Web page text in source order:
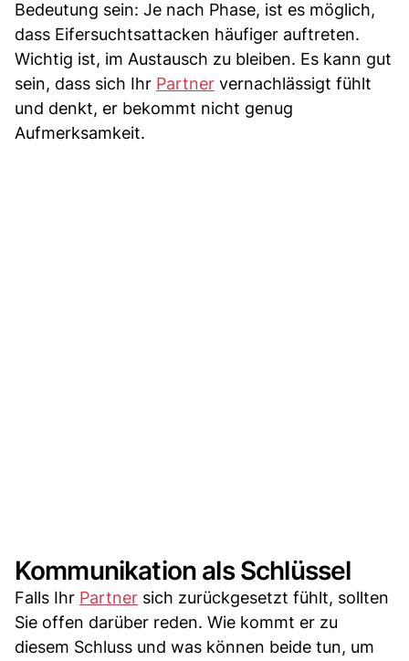
Bedeutung sein: Je nach Phase, ist es möglich,
dass Eifersuchtsattacken häufiger auftreten.
Wichtig ist, im Austausch zu bleiben. Es kann gut
sein, dass sich Ihr Partner vernachlässigt fühlt
und denkt, er bekommt nicht genug
Aufmerksamkeit.
Kommunikation als Schlüssel
Falls Ihr Partner sich zurückgesetzt fühlt, sollten
Sie offen darüber reden. Wie kommt er zu
diesem Schluss und was können beide tun, um